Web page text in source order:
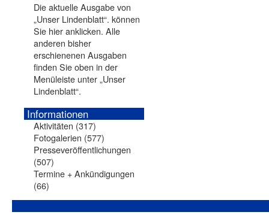
Die aktuelle Ausgabe von
„Unser Lindenblatt“. können
Sie hier anklicken. Alle
anderen bisher
erschienenen Ausgaben
finden Sie oben in der
Menüleiste unter „Unser
Lindenblatt“.
Informationen
Aktivitäten (317)
Fotogalerien (577)
Presseveröffentlichungen
(507)
Termine + Ankündigungen
(66)